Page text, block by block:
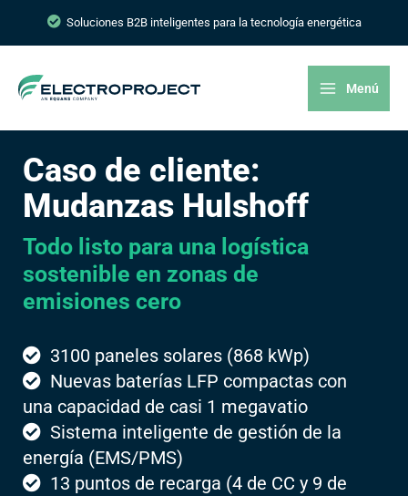
Soluciones B2B inteligentes para la tecnología energética
Menú
Caso de cliente:
Mudanzas Hulshoff
Todo listo para una logística
sostenible en zonas de
emisiones cero
3100 paneles solares (868 kWp)
Nuevas baterías LFP compactas con
una capacidad de casi 1 megavatio
Sistema inteligente de gestión de la
energía (EMS/PMS)
13 puntos de recarga (4 de CC y 9 de